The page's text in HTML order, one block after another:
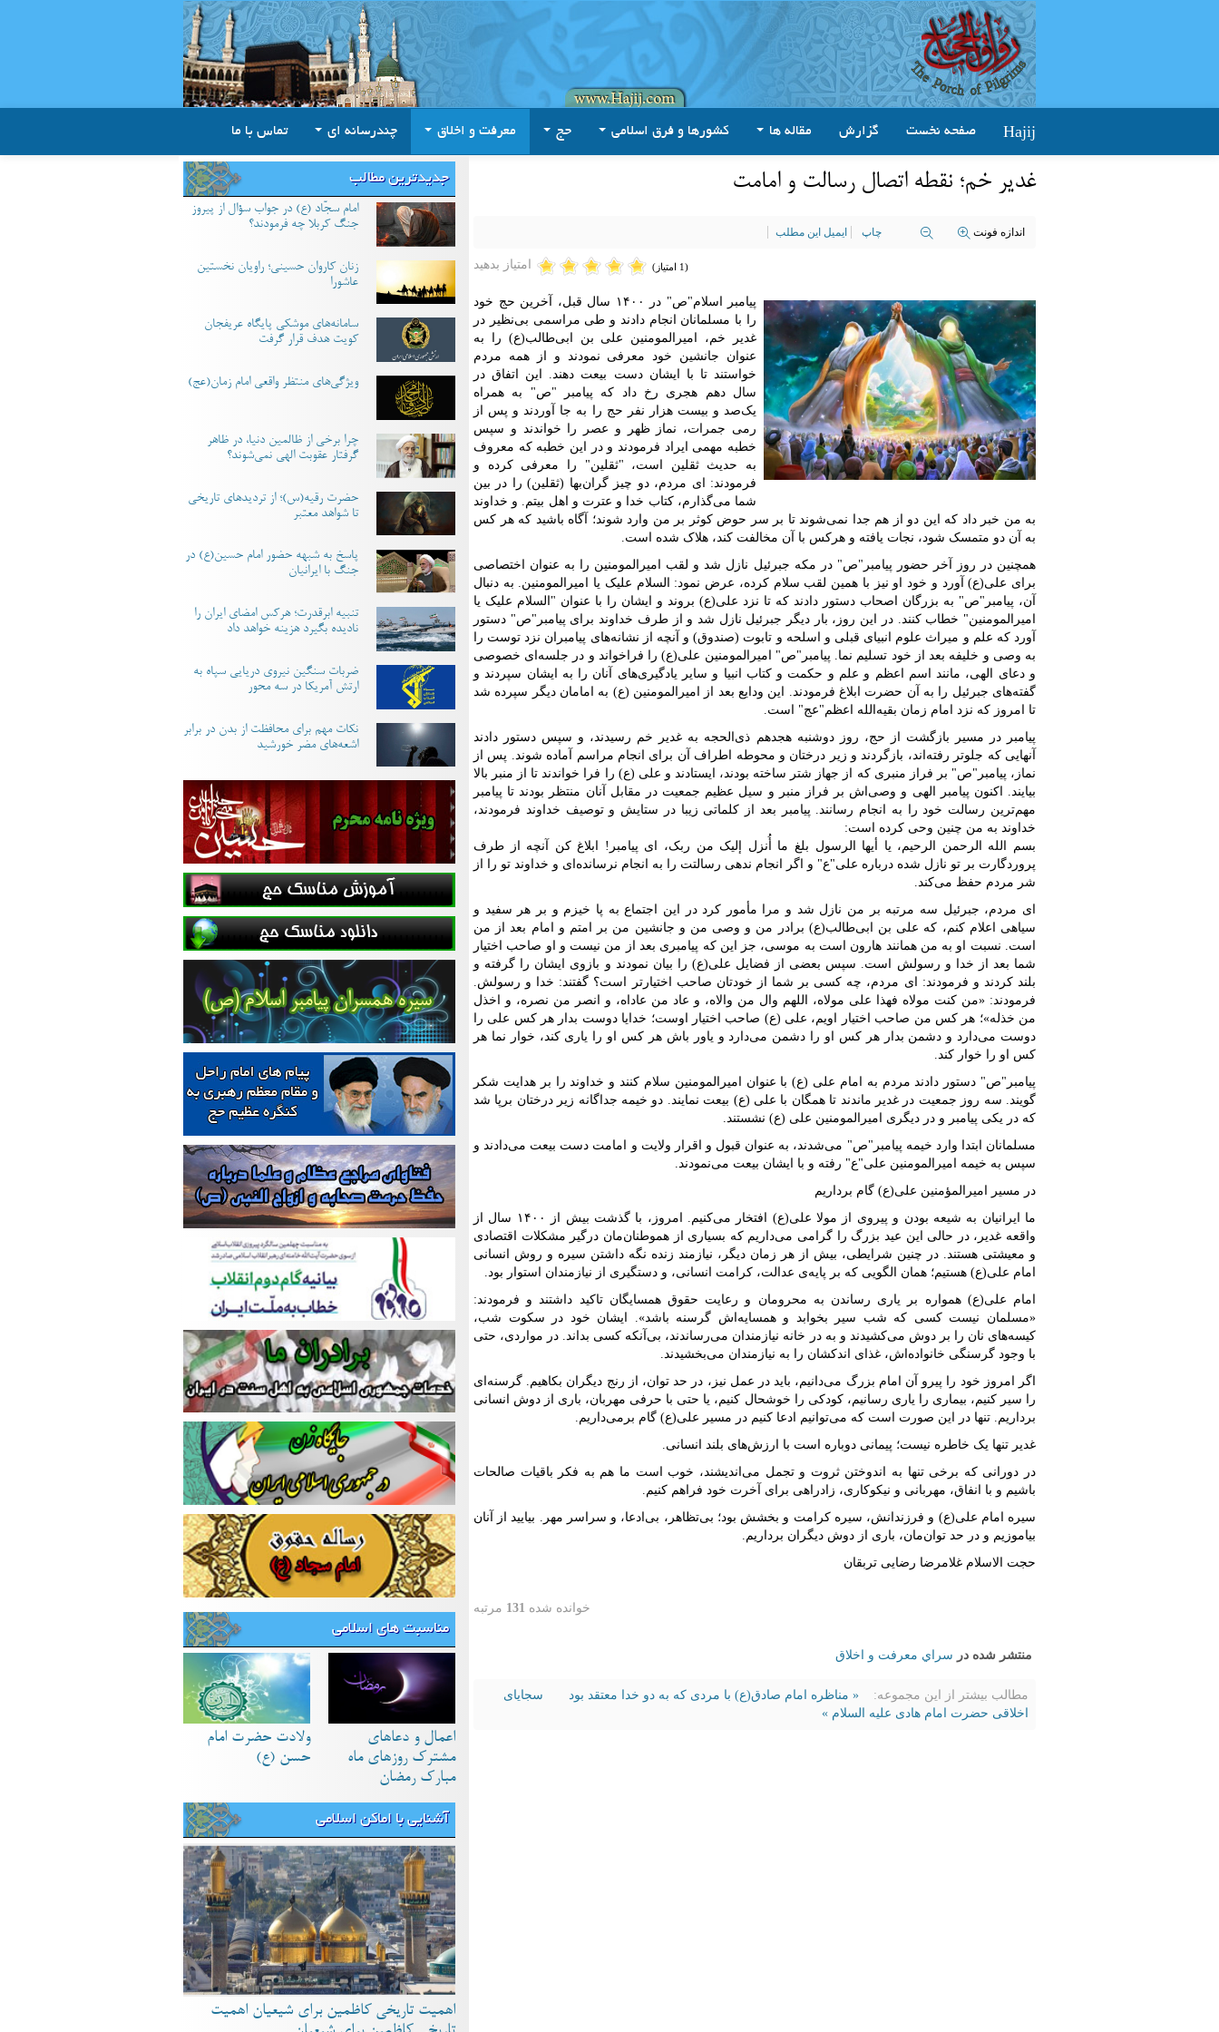
Hajij صفحه نخست گزارش مقاله ها کشورها و فرق اسلامی حج معرفت و اخلاق چندرسانه ای تماس با ما
غدیر خم؛ نقطه اتصال رسالت و امامت
اندازه فونت چاپ ایمیل این مطلب
امتیاز بدهید (1 امتیاز)
پیامبر اسلام"ص" در ۱۴۰۰ سال قبل، آخرین حج خود
را با مسلمانان انجام دادند و طی مراسمی بی‌نظیر در
غدیر خم، امیرالمومنین علی بن ابی‌طالب(ع) را به
عنوان جانشین خود معرفی نمودند و از همه مردم
خواستند تا با ایشان دست بیعت دهند. این اتفاق در
سال دهم هجری رخ داد که پیامبر "ص" به همراه
یک‌صد و بیست هزار نفر حج را به جا آوردند و پس از
رمی جمرات، نماز ظهر و عصر را خواندند و سپس
خطبه مهمی ایراد فرمودند و در این خطبه که معروف
به حدیث ثقلین است، "ثقلین" را معرفی کرده و
فرمودند: ای مردم، دو چیز گران‌بها (ثقلین) را در بین
شما می‌گذارم، کتاب خدا و عترت و اهل بیتم. و خداوند
به من خبر داد که این دو از هم جدا نمی‌شوند تا بر سر حوض کوثر بر من وارد شوند؛ آگاه باشید که هر کس
به آن دو متمسک شود، نجات یافته و هرکس با آن مخالفت کند، هلاک شده است.
همچنین در روز آخر حضور پیامبر"ص" در مکه جبرئیل نازل شد و لقب امیرالمومنین را به عنوان اختصاصی
برای علی(ع) آورد و خود او نیز با همین لقب سلام کرده، عرض نمود: السلام علیک یا امیرالمومنین. به دنبال
آن، پیامبر"ص" به بزرگان اصحاب دستور دادند که تا نزد علی(ع) بروند و ایشان را با عنوان "السلام علیک یا
امیرالمومنین" خطاب کنند. در این روز، بار دیگر جبرئیل نازل شد و از طرف خداوند برای پیامبر"ص" دستور
آورد که علم و میراث علوم انبیای قبلی و اسلحه و تابوت (صندوق) و آنچه از نشانه‌های پیامبران نزد توست را
به وصی و خلیفه بعد از خود تسلیم نما. پیامبر"ص" امیرالمومنین علی(ع) را فراخواند و در جلسه‌ای خصوصی
و دعای الهی، مانند اسم اعظم و علم و حکمت و کتاب انبیا و سایر یادگیری‌های آنان را به ایشان سپردند و
گفته‌های جبرئیل را به آن حضرت ابلاغ فرمودند.‌ این ودایع بعد از امیرالمومنین (ع) به امامان دیگر سپرده شد
تا امروز که نزد امام زمان بقیه‌الله اعظم"عج" است.
پیامبر در مسیر بازگشت از حج، روز دوشنبه هجدهم ذی‌الحجه به غدیر خم رسیدند، و سپس دستور دادند
آنهایی که جلوتر رفته‌اند، بازگردند و زیر درختان و محوطه اطراف آن برای انجام مراسم آماده شوند. پس از
نماز، پیامبر"ص" بر فراز منبری که از جهاز شتر ساخته بودند، ایستادند و علی (ع) را فرا خواندند تا از منبر بالا
بیایند. اکنون پیامبر الهی و وصی‌اش بر فراز منبر و سیل عظیم جمعیت در مقابل آنان منتظر بودند تا پیامبر
مهم‌ترین رسالت خود را به انجام رسانند. پیامبر بعد از کلماتی زیبا در ستایش و توصیف خداوند فرمودند،
خداوند به من چنین وحی کرده است:
بسم الله الرحمن الرحیم، یا أیها الرسول بلغ ما أُنزل إلیک من ربک، ای پیامبر! ابلاغ کن آنچه از طرف
پروردگارت بر تو نازل شده درباره علی"ع" و اگر انجام ندهی رسالتت را به انجام نرسانده‌ای و خداوند تو را از
شر مردم حفظ می‌کند.
ای مردم، جبرئیل سه مرتبه بر من نازل شد و مرا مأمور کرد در این اجتماع به پا خیزم و بر هر سفید و
سیاهی اعلام کنم، که علی بن ابی‌طالب(ع) برادر من و وصی من و جانشین من بر امتم و امام بعد از من
است. نسبت او به من همانند هارون است به موسی، جز این که پیامبری بعد از من نیست و او صاحب اختیار
شما بعد از خدا و رسولش است. سپس بعضی از فضایل علی(ع) را بیان نمودند و بازوی ایشان را گرفته و
بلند کردند و فرمودند: ای مردم، چه کسی بر شما از خودتان صاحب اختیارتر است؟ گفتند: خدا و رسولش.
فرمودند: «من کنت مولاه فهذا علی مولاه، اللهم وال من والاه، و عاد من عاداه، و انصر من نصره، و اخذل
من خذله»؛ هر کس من صاحب اختیار اویم، علی (ع) صاحب اختیار اوست؛ خدایا دوست بدار هر کس علی را
دوست می‌دارد و دشمن بدار هر کس او را دشمن می‌دارد و یاور باش هر کس او را یاری کند، خوار نما هر
کس او را خوار کند.
پیامبر"ص" دستور دادند مردم به امام علی (ع) با عنوان امیرالمومنین سلام کنند و خداوند را بر هدایت شکر
گویند. سه روز جمعیت در غدیر ماندند تا همگان با علی (ع) بیعت نمایند. دو خیمه جداگانه زیر درختان برپا شد
که در یکی پیامبر و در دیگری امیرالمومنین علی (ع) نشستند.
مسلمانان ابتدا وارد خیمه پیامبر"ص" می‌شدند، به عنوان قبول و اقرار ولایت و امامت دست بیعت می‌دادند و
سپس به خیمه امیرالمومنین علی"ع" رفته و با ایشان بیعت می‌نمودند.
در مسیر امیرالمؤمنین علی(ع) گام برداریم
ما ایرانیان به شیعه بودن و پیروی از مولا علی(ع) افتخار می‌کنیم. امروز، با گذشت بیش از ۱۴۰۰ سال از
واقعه غدیر، در حالی این عید بزرگ را گرامی می‌داریم که بسیاری از هموطنان‌مان درگیر مشکلات اقتصادی
و معیشتی هستند. در چنین شرایطی، بیش از هر زمان دیگر، نیازمند زنده نگه داشتن سیره و روش انسانی
امام علی(ع) هستیم؛ همان الگویی که بر پایه‌ی عدالت، کرامت انسانی، و دستگیری از نیازمندان استوار بود.
امام علی(ع) همواره بر یاری رساندن به محرومان و رعایت حقوق همسایگان تاکید داشتند و فرمودند:
«مسلمان نیست کسی که شب سیر بخوابد و همسایه‌اش گرسنه باشد». ایشان خود در سکوت شب،
کیسه‌های نان را بر دوش می‌کشیدند و به در خانه نیازمندان می‌رساندند، بی‌آنکه کسی بداند. در مواردی، حتی
با وجود گرسنگی خانواده‌اش، غذای اندکشان را به نیازمندان می‌بخشیدند.
اگر امروز خود را پیرو آن امام بزرگ می‌دانیم، باید در عمل نیز، در حد توان، از رنج دیگران بکاهیم. گرسنه‌ای
را سیر کنیم، بیماری را یاری رسانیم، کودکی را خوشحال کنیم، یا حتی با حرفی مهربان، باری از دوش انسانی
برداریم. تنها در این صورت است که می‌توانیم ادعا کنیم در مسیر علی(ع) گام برمی‌داریم.
غدیر تنها یک خاطره نیست؛ پیمانی دوباره است با ارزش‌های بلند انسانی.
در دورانی که برخی تنها به اندوختن ثروت و تجمل می‌اندیشند، خوب است ما هم به فکر باقیات صالحات
باشیم و با انفاق، مهربانی و نیکوکاری، زادراهی برای آخرت خود فراهم کنیم.
سیره امام علی(ع) و فرزندانش، سیره کرامت و بخشش بود؛ بی‌تظاهر، بی‌ادعا، و سراسر مهر. بیایید از آنان
بیاموزیم و در حد توان‌مان، باری از دوش دیگران برداریم.
حجت الاسلام غلامرضا رضایی تربقان
خوانده شده 131 مرتبه
منتشر شده در سراي معرفت و اخلاق
مطالب بیشتر از این مجموعه: « مناظره امام صادق(ع) با مردی که به دو خدا معتقد بود
سجایای
اخلاقی حضرت امام هادی علیه السلام »
جدیدترین مطالب
امام سجّاد (ع) در جواب سؤال از پیروز
جنگ کربلا چه فرمودند؟
زنان کاروان حسینی؛ راویان نخستین
عاشورا
سامانه‌های موشکی پایگاه عریفجان
کویت هدف قرار گرفت
ویژگی‌های منتظر واقعی امام زمان(عج)
چرا برخی از ظالمین دنیا، در ظاهر
گرفتار عقوبت الهی نمی‌شوند؟
حضرت رقیه(س)؛ از تردیدهای تاریخی
تا شواهد معتبر
پاسخ به شبهه حضور امام حسین(ع) در
جنگ با ایرانیان
تنبیه ابرقدرت؛ هرکس امضای ایران را
نادیده بگیرد هزینه خواهد داد
ضربات سنگین نیروی دریایی سپاه به
ارتش آمریکا در سه محور
نکات مهم برای محافظت از بدن در برابر
اشعه‌های مضر خورشید
مناسبت های اسلامی
اعمال و دعاهای
مشترک روزهای ماه
مبارک رمضان
ولادت حضرت امام
حسن (ع)
آشنایی با اماکن اسلامی
اهمیت تاریخی کاظمین برای شیعیان اهمیت